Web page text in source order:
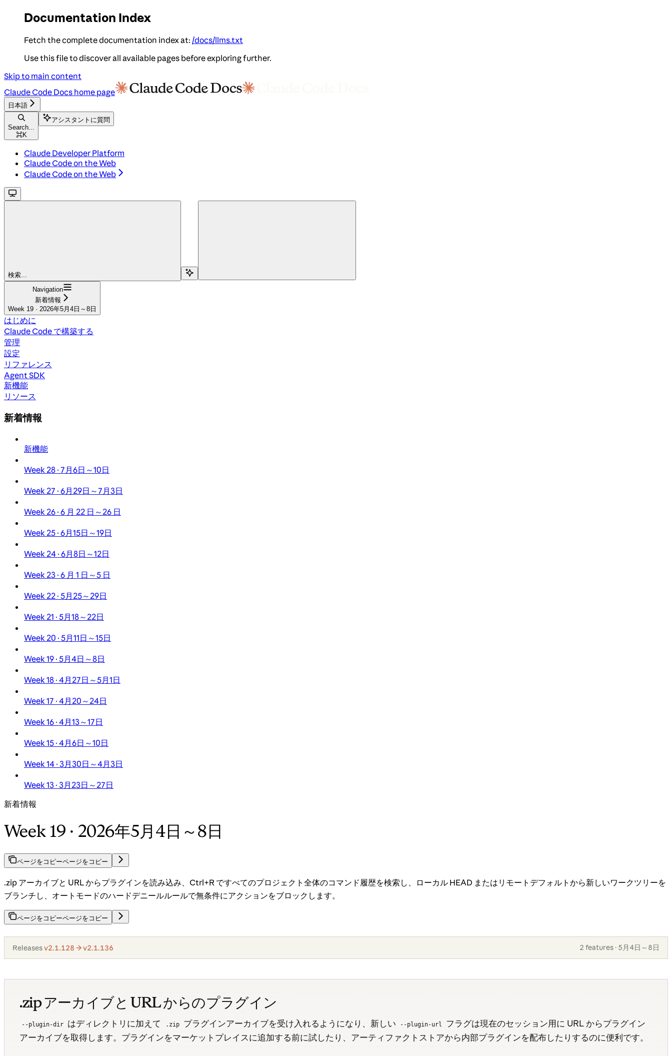
Documentation Index
Fetch the complete documentation index at: /docs/llms.txt
Use this file to discover all available pages before exploring further.
Skip to main content
Claude Code Docs home page
日本語
Search...
⌘K
アシスタントに質問
Claude Developer Platform
Claude Code on the Web
Claude Code on the Web
検索...
Navigation
新着情報
Week 19 · 2026年5月4日～8日
はじめに
Claude Code で構築する
管理
設定
リファレンス
Agent SDK
新機能
リソース
新着情報
新機能
Week 28 · 7月6日～10日
Week 27 · 6月29日～7月3日
Week 26 · 6 月 22 日～26 日
Week 25 · 6月15日～19日
Week 24 · 6月8日～12日
Week 23 · 6 月 1 日～5 日
Week 22 · 5月25～29日
Week 21 · 5月18～22日
Week 20 · 5月11日～15日
Week 19 · 5月4日～8日
Week 18 · 4月27日～5月1日
Week 17 · 4月20～24日
Week 16 · 4月13～17日
Week 15 · 4月6日～10日
Week 14 · 3月30日～4月3日
Week 13 · 3月23日～27日
新着情報
Week 19 · 2026年5月4日～8日
ページをコピーページをコピー
.zip アーカイブと URL からプラグインを読み込み、Ctrl+R ですべてのプロジェクト全体のコマンド履歴を検索し、ローカル HEAD またはリモートデフォルトから新しいワークツリーを
ブランチし、オートモードのハードデニールルールで無条件にアクションをブロックします。
ページをコピーページをコピー
Releasesv2.1.128 → v2.1.136 2 features · 5月4日～8日
.zip アーカイブと URL からのプラグイン
--plugin-dir はディレクトリに加えて .zip プラグインアーカイブを受け入れるようになり、新しい --plugin-url
フラグは現在のセッション用に URL からプラグイン
アーカイブを取得します。プラグインをマーケットプレイスに追加する前に試したり、アーティファクトストアから内部プラグインを配布したりするのに便利です。